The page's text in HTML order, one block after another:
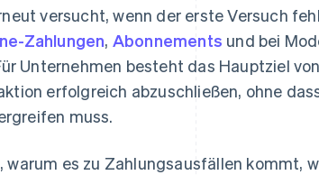
versucht, wenn der erste Versuch
Zahlungen, Abonnements und bei
Unternehmen besteht das Hauptziel
erfolgreich abzuschließen, ohne
muss.
es zu Zahlungsausfällen kommt,